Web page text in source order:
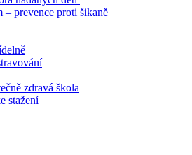
– prevence proti šikaně
zdravá škola
stažení